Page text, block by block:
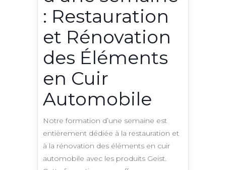
: Restauration
et Rénovation
des Éléments
en Cuir
Automobile
Notre formation d’une semaine est
entièrement dédiée à la restauration et
à la rénovation des éléments en cuir
automobile avec les produits Geist.